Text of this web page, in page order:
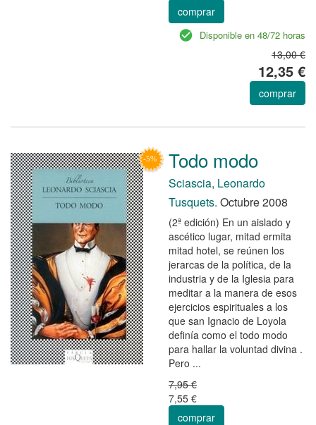
comprar
Disponible en 48/72 horas
13,00 €
12,35 €
comprar
Todo modo
Sciascia, Leonardo
Tusquets. Octubre 2008
(2ª edición) En un aislado y
ascético lugar, mitad ermita
mitad hotel, se reúnen los
jerarcas de la política, de la
industria y de la Iglesia para
meditar a la manera de esos
ejercicios espirituales a los
que san Ignacio de Loyola
definía como el todo modo
para hallar la voluntad divina .
Pero ...
7,95 €
7,55 €
comprar